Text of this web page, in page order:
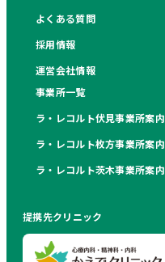
よくある質問
採用情報
運営会社情報
事業所一覧
ラ・レコルト伏見事業所案内
ラ・レコルト枚方事業所案内
ラ・レコルト茨木事業所案内
提携先クリニック